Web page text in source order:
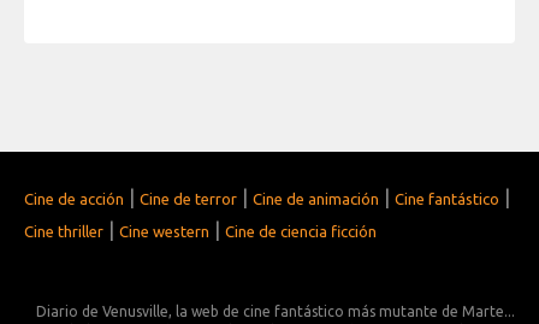
Cine de acción | Cine de terror | Cine de animación | Cine fantástico |
Cine thriller | Cine western | Cine de ciencia ficción
Diario de Venusville, la web de cine fantástico más mutante de Marte...